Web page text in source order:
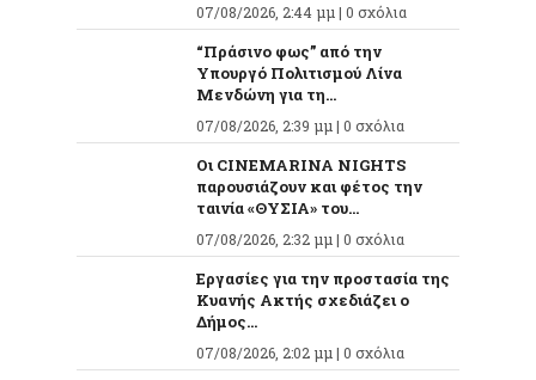
07/08/2026, 2:44 μμ | 0 σχόλια
“Πράσινο φως” από την
Υπουργό Πολιτισμού Λίνα
Μενδώνη για τη...
07/08/2026, 2:39 μμ | 0 σχόλια
Οι CINEMARINA NIGHTS
παρουσιάζουν και φέτος την
ταινία «ΘΥΣΙΑ» του...
07/08/2026, 2:32 μμ | 0 σχόλια
Εργασίες για την προστασία της
Κυανής Ακτής σχεδιάζει ο
Δήμος...
07/08/2026, 2:02 μμ | 0 σχόλια